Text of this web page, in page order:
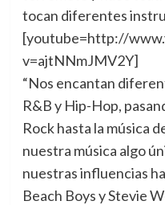
tocan diferentes
[youtube=http://
v=ajtNNmJMV2Y]
“Nos encantan
R&B y Hip-Hop,
Rock hasta la música
nuestra música algo
nuestras influencias
Beach Boys y Stevie